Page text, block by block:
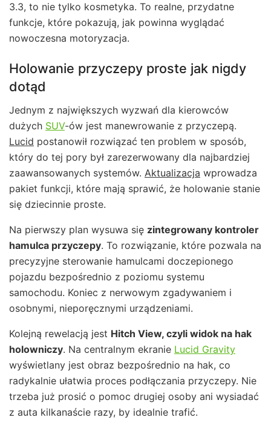
3.3, to nie tylko kosmetyka. To realne, przydatne
funkcje, które pokazują, jak powinna wyglądać
nowoczesna motoryzacja.
Holowanie przyczepy proste jak nigdy
dotąd
Jednym z największych wyzwań dla kierowców
dużych SUV-ów jest manewrowanie z przyczepą.
Lucid postanowił rozwiązać ten problem w sposób,
który do tej pory był zarezerwowany dla najbardziej
zaawansowanych systemów. Aktualizacja wprowadza
pakiet funkcji, które mają sprawić, że holowanie stanie
się dziecinnie proste.
Na pierwszy plan wysuwa się zintegrowany kontroler
hamulca przyczepy. To rozwiązanie, które pozwala na
precyzyjne sterowanie hamulcami doczepionego
pojazdu bezpośrednio z poziomu systemu
samochodu. Koniec z nerwowym zgadywaniem i
osobnymi, nieporęcznymi urządzeniami.
Kolejną rewelacją jest Hitch View, czyli widok na hak
holowniczy. Na centralnym ekranie Lucid Gravity
wyświetlany jest obraz bezpośrednio na hak, co
radykalnie ułatwia proces podłączania przyczepy. Nie
trzeba już prosić o pomoc drugiej osoby ani wysiadać
z auta kilkanaście razy, by idealnie trafić.